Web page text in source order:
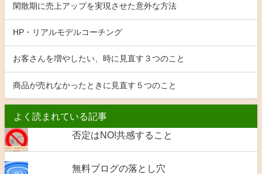
閑散期に売上アップを実現させた意外な方法
HP・リアルモデルコーチング
お客さんを増やしたい、時に見直す３つのこと
商品が売れなかったときに見直す５つのこと
よく読まれている記事
否定はNO!共感すること
無料ブログの落とし穴